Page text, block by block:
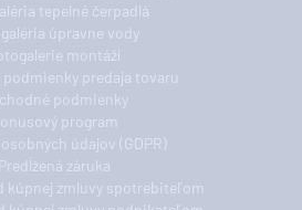
tepelné čerpadlá
úpravne vody
montáží
podmienky predaja tovaru
podmienky
program
údajov (GDPR)
Predĺžená záruka
kúpnej zmluvy spotrebiteľom